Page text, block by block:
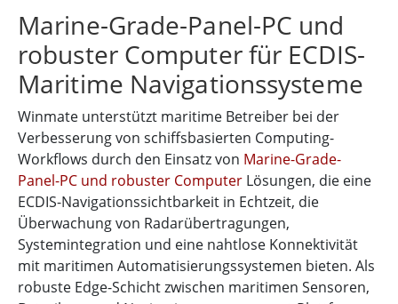
Marine-Grade-Panel-PC und
robuster Computer für ECDIS-
Maritime Navigationssysteme
Winmate unterstützt maritime Betreiber bei der
Verbesserung von schiffsbasierten Computing-
Workflows durch den Einsatz von Marine-Grade-
Panel-PC und robuster Computer Lösungen, die eine
ECDIS-Navigationssichtbarkeit in Echtzeit, die
Überwachung von Radarübertragungen,
Systemintegration und eine nahtlose Konnektivität
mit maritimen Automatisierungssystemen bieten. Als
robuste Edge-Schicht zwischen maritimen Sensoren,